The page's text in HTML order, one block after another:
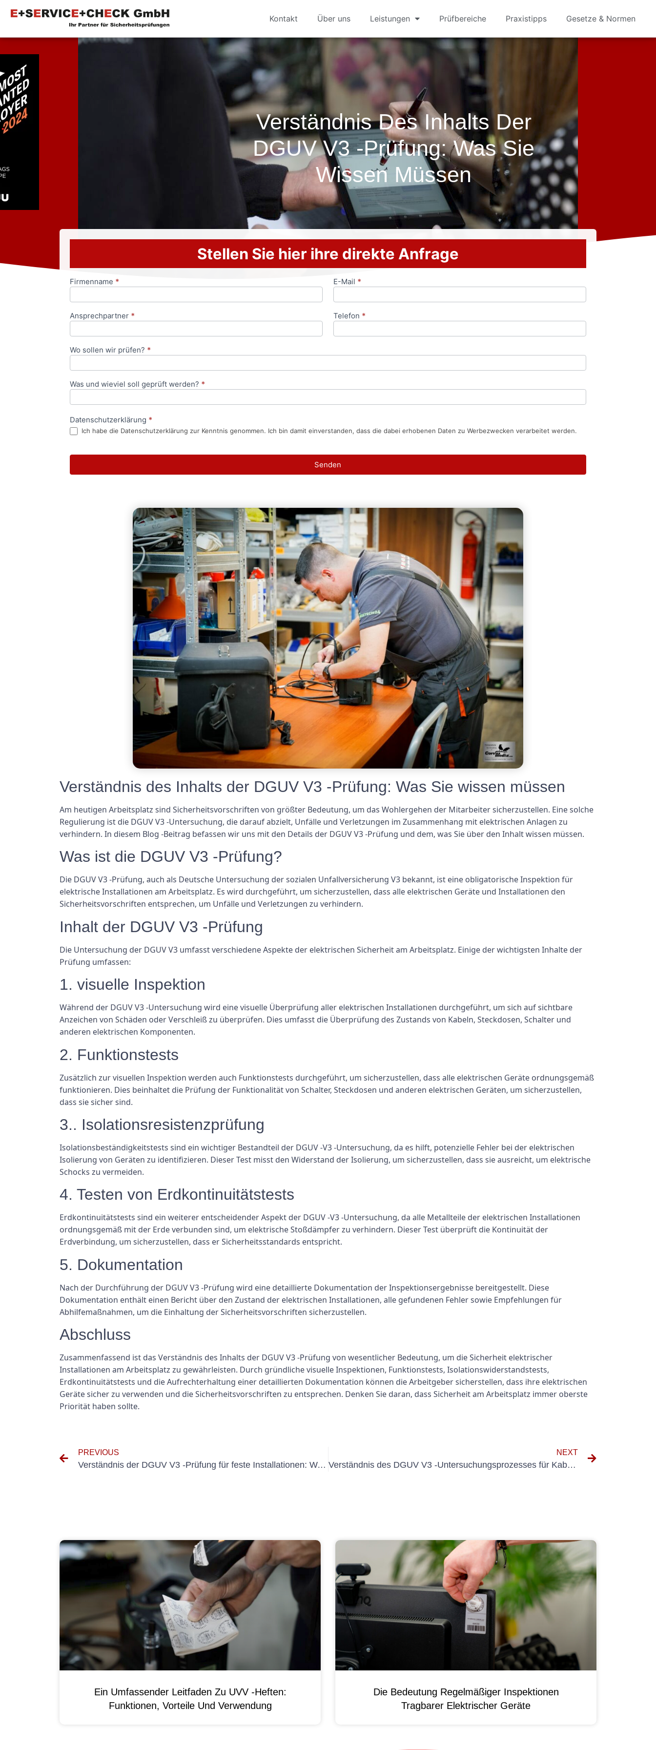
Kontakt Über uns Leistungen Prüfbereiche Praxistipps Gesetze & Normen
Verständnis Des Inhalts Der
DGUV V3 -Prüfung: Was Sie
Wissen Müssen
Stellen Sie hier ihre direkte Anfrage
Anfrageformular
Firmenname * E-Mail *
Ansprechpartner * Telefon *
Wo sollen wir prüfen? *
Was und wieviel soll geprüft werden? *
Datenschutzerklärung *
Ich habe die Datenschutzerklärung zur Kenntnis genommen. Ich bin damit einverstanden, dass die dabei erhobenen Daten zu Werbezwecken verarbeitet werden.
Senden
Verständnis des Inhalts der DGUV V3 -Prüfung: Was Sie wissen müssen
Am heutigen Arbeitsplatz sind Sicherheitsvorschriften von größter Bedeutung, um das Wohlergehen der Mitarbeiter sicherzustellen. Eine solche
Regulierung ist die DGUV V3 -Untersuchung, die darauf abzielt, Unfälle und Verletzungen im Zusammenhang mit elektrischen Anlagen zu
verhindern. In diesem Blog -Beitrag befassen wir uns mit den Details der DGUV V3 -Prüfung und dem, was Sie über den Inhalt wissen müssen.
Was ist die DGUV V3 -Prüfung?
Die DGUV V3 -Prüfung, auch als Deutsche Untersuchung der sozialen Unfallversicherung V3 bekannt, ist eine obligatorische Inspektion für
elektrische Installationen am Arbeitsplatz. Es wird durchgeführt, um sicherzustellen, dass alle elektrischen Geräte und Installationen den
Sicherheitsvorschriften entsprechen, um Unfälle und Verletzungen zu verhindern.
Inhalt der DGUV V3 -Prüfung
Die Untersuchung der DGUV V3 umfasst verschiedene Aspekte der elektrischen Sicherheit am Arbeitsplatz. Einige der wichtigsten Inhalte der
Prüfung umfassen:
1. visuelle Inspektion
Während der DGUV V3 -Untersuchung wird eine visuelle Überprüfung aller elektrischen Installationen durchgeführt, um sich auf sichtbare
Anzeichen von Schäden oder Verschleiß zu überprüfen. Dies umfasst die Überprüfung des Zustands von Kabeln, Steckdosen, Schalter und
anderen elektrischen Komponenten.
2. Funktionstests
Zusätzlich zur visuellen Inspektion werden auch Funktionstests durchgeführt, um sicherzustellen, dass alle elektrischen Geräte ordnungsgemäß
funktionieren. Dies beinhaltet die Prüfung der Funktionalität von Schalter, Steckdosen und anderen elektrischen Geräten, um sicherzustellen,
dass sie sicher sind.
3.. Isolationsresistenzprüfung
Isolationsbeständigkeitstests sind ein wichtiger Bestandteil der DGUV -V3 -Untersuchung, da es hilft, potenzielle Fehler bei der elektrischen
Isolierung von Geräten zu identifizieren. Dieser Test misst den Widerstand der Isolierung, um sicherzustellen, dass sie ausreicht, um elektrische
Schocks zu vermeiden.
4. Testen von Erdkontinuitätstests
Erdkontinuitätstests sind ein weiterer entscheidender Aspekt der DGUV -V3 -Untersuchung, da alle Metallteile der elektrischen Installationen
ordnungsgemäß mit der Erde verbunden sind, um elektrische Stoßdämpfer zu verhindern. Dieser Test überprüft die Kontinuität der
Erdverbindung, um sicherzustellen, dass er Sicherheitsstandards entspricht.
5. Dokumentation
Nach der Durchführung der DGUV V3 -Prüfung wird eine detaillierte Dokumentation der Inspektionsergebnisse bereitgestellt. Diese
Dokumentation enthält einen Bericht über den Zustand der elektrischen Installationen, alle gefundenen Fehler sowie Empfehlungen für
Abhilfemaßnahmen, um die Einhaltung der Sicherheitsvorschriften sicherzustellen.
Abschluss
Zusammenfassend ist das Verständnis des Inhalts der DGUV V3 -Prüfung von wesentlicher Bedeutung, um die Sicherheit elektrischer
Installationen am Arbeitsplatz zu gewährleisten. Durch gründliche visuelle Inspektionen, Funktionstests, Isolationswiderstandstests,
Erdkontinuitätstests und die Aufrechterhaltung einer detaillierten Dokumentation können die Arbeitgeber sicherstellen, dass ihre elektrischen
Geräte sicher zu verwenden und die Sicherheitsvorschriften zu entsprechen. Denken Sie daran, dass Sicherheit am Arbeitsplatz immer oberste
Priorität haben sollte.
PREVIOUS
Verständnis der DGUV V3 -Prüfung für feste Installationen: Was Sie wissen müssen
NEXT
Verständnis des DGUV V3 -Untersuchungsprozesses für Kabeltrommeln
Ein Umfassender Leitfaden Zu UVV -Heften:
Funktionen, Vorteile Und Verwendung
Die Bedeutung Regelmäßiger Inspektionen
Tragbarer Elektrischer Geräte